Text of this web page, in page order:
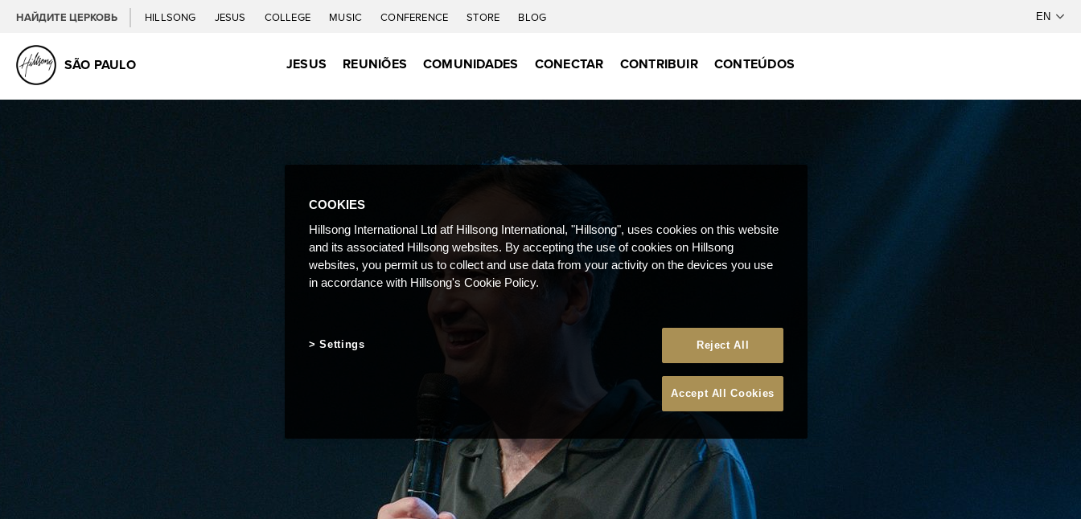
НАЙДИТЕ ЦЕРКОВЬ HILLSONG JESUS COLLEGE MUSIC CONFERENCE STORE BLOG
SÃO PAULO JESUS REUNIÕES COMUNIDADES CONECTAR CONTRIBUIR CONTEÚDOS
COOKIES
Hillsong International Ltd atf Hillsong International, "Hillsong", uses cookies on this website
and its associated Hillsong websites. By accepting the use of cookies on Hillsong
websites, you permit us to collect and use data from your activity on the devices you use
in accordance with Hillsong's Cookie Policy.
Reject All
Accept All Cookies
Settings